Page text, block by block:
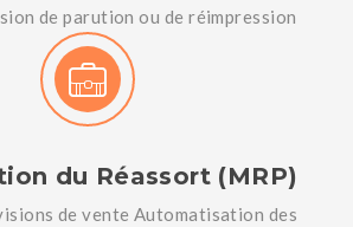
de parution ou de réimpression
du Réassort (MRP)
de vente Automatisation des